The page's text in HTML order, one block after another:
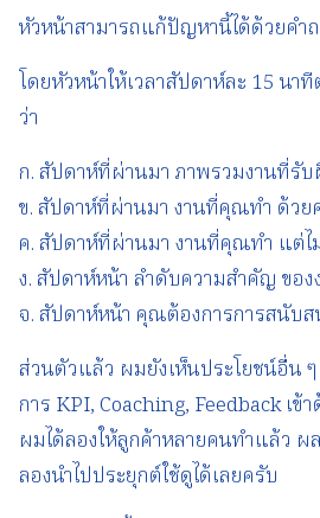
หัวหน้าสามารถแก้ปัญหานี้ได้ด้วยคำ
โดยหัวหน้าให้เวลาสัปดาห์ละ 15 นา
ว่า
ก. สัปดาห์ที่ผ่านมา ภาพรวมงานที่รับ
ข. สัปดาห์ที่ผ่านมา งานที่คุณทำ ด้วย
ค. สัปดาห์ที่ผ่านมา งานที่คุณทำ แต่ไ
ง. สัปดาห์หน้า ลำดับความสำคัญ ขอ
จ. สัปดาห์หน้า คุณต้องการการสนับส
ส่วนตัวแล้ว ผมยังเห็นประโยชน์อื่น
การ KPI, Coaching, Feedback เข้
ผมได้ลองให้ลูกค้าหลายคนทำแล้ว
ลองนำไปประยุกต์ใช้ดูได้เลยครับ